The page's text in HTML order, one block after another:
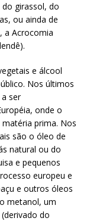
girassol, do
ou ainda de
a Acrocomia
e álcool
Nos últimos
ser
onde o
prima. Nos
são o óleo de
natural ou do
e pequenos
europeu e
e outros óleos
metanol, um
do